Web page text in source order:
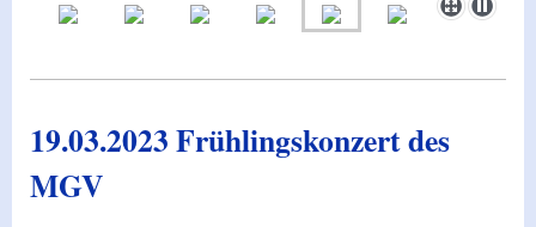
19.03.2023 Frühlingskonzert des
MGV